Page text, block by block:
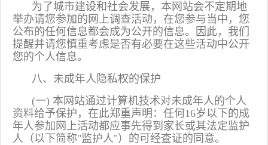
为了城市建设和社会发展，本网站会不定期地
举办请您参加的网上调查活动，在您参与当中，您
公布的任何信息都会成为公开的信息。因此，我们
提醒并请您慎重考虑是否有必要在这些活动中公开
您的个人信息。
八、未成年人隐私权的保护
(一) 本网站通过计算机技术对未成年人的个人
资料给予保护，在此郑重声明：任何16岁以下的成
年人参加网上活动都应事先得到家长或其法定监护
人（以下简称"监护人"）的可经查证的同意。